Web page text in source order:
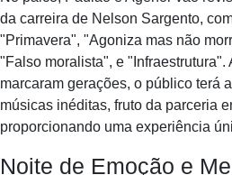
da carreira de Nelson Sargento,
"Primavera", "Agoniza mas não
"Falso moralista", e
marcaram gerações, o público terá
músicas inéditas, fruto da parceria
proporcionando uma experiência
Noite de Emoção e